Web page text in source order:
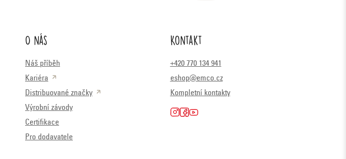
O nás
Náš příběh
Kariéra
Distribuované značky
Výrobní závody
Certifikace
Pro dodavatele
Kontakt
+420 770 134 941
eshop@emco.cz
Kompletní kontakty